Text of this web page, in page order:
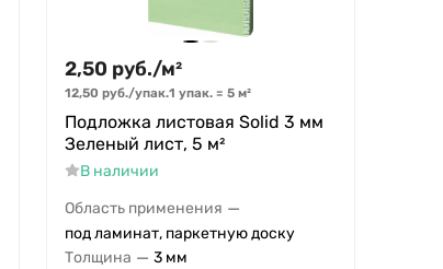
2,50 руб./м²
12,50 руб./упак.1 упак.= 5 м²
Подложка листовая Solid 3 мм
Зеленый лист, 5 м²
В наличии
Область применения —
под ламинат, паркетную доску
Толщина — 3 мм